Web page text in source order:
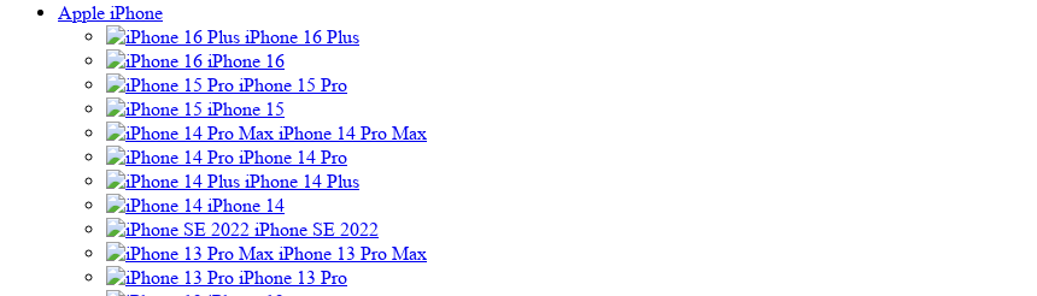
Apple iPhone
iPhone 16 Plus
iPhone 16
iPhone 15 Pro
iPhone 15
iPhone 14 Pro Max
iPhone 14 Pro
iPhone 14 Plus
iPhone 14
iPhone SE 2022
iPhone 13 Pro Max
iPhone 13 Pro